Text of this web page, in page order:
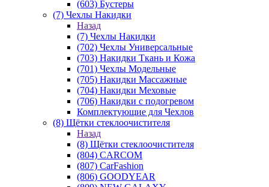
(603) Бустеры
(7) Чехлы Накидки
Назад
(7) Чехлы Накидки
(702) Чехлы Универсальные
(703) Накидки Ткань и Кожа
(701) Чехлы Модельные
(705) Накидки Массажные
(704) Накидки Меховые
(706) Накидки с подогревом
Комплектующие для Чехлов
(8) Щётки стеклоочистителя
Назад
(8) Щётки стеклоочистителя
(804) CARCOM
(807) CarFashion
(806) GOODYEAR